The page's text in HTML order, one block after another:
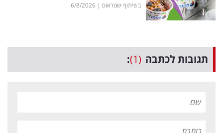
בשיתוף שטראוס |
6/8/2026
תגובות לכתבה (1)
: